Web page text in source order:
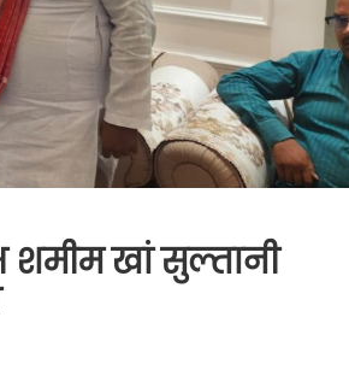
शमीम खां सुल्तानी